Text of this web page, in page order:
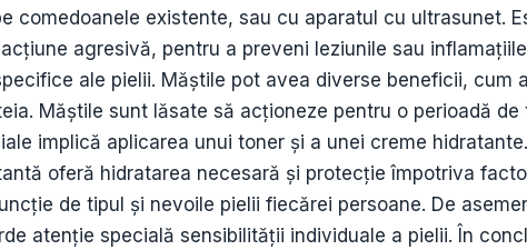
comedoanele existente, sau cu aparatul cu ultrasunet.
agresivă, pentru a preveni leziunile sau
ale pielii. Măștile pot avea diverse beneficii, cum
Măștile sunt lăsate să acționeze pentru o perioadă
implică aplicarea unui toner și a unei creme
oferă hidratarea necesară și protecție împotriva
de tipul și nevoile pielii fiecărei persoane. De
atenție specială sensibilității individuale a pielii. În